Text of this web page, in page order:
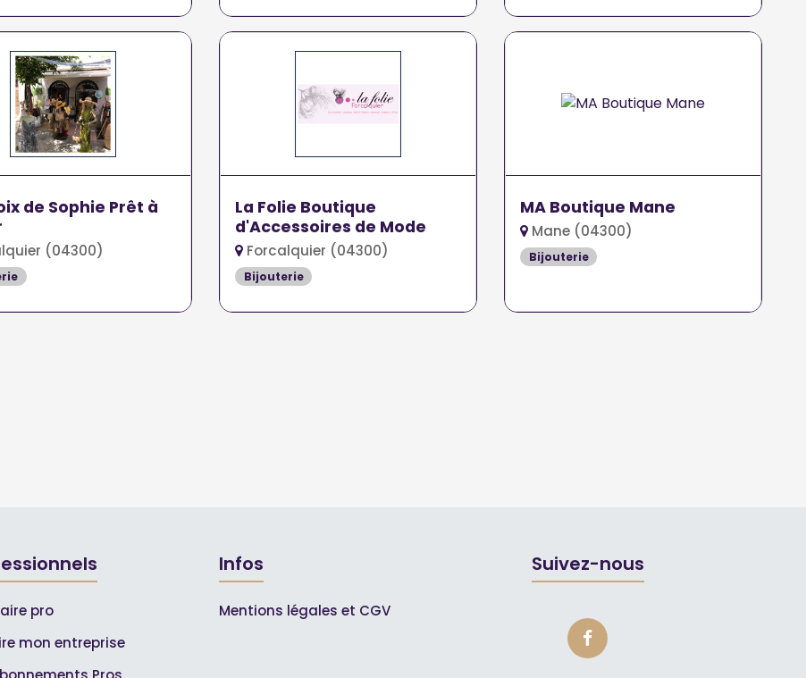
de Sophie Prêt à
(04300)
La Folie Boutique
d'Accessoires de Mode
Forcalquier (04300)
Bijouterie
MA Boutique Mane
Mane (04300)
Bijouterie
pro
mon entreprise
Infos
Mentions légales et CGV
Suivez-nous